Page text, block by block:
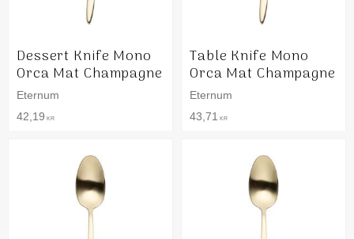
Dessert Knife Mono
Orca Mat Champagne
Eternum
42,19 KR
Table Knife Mono
Orca Mat Champagne
Eternum
43,71
KR